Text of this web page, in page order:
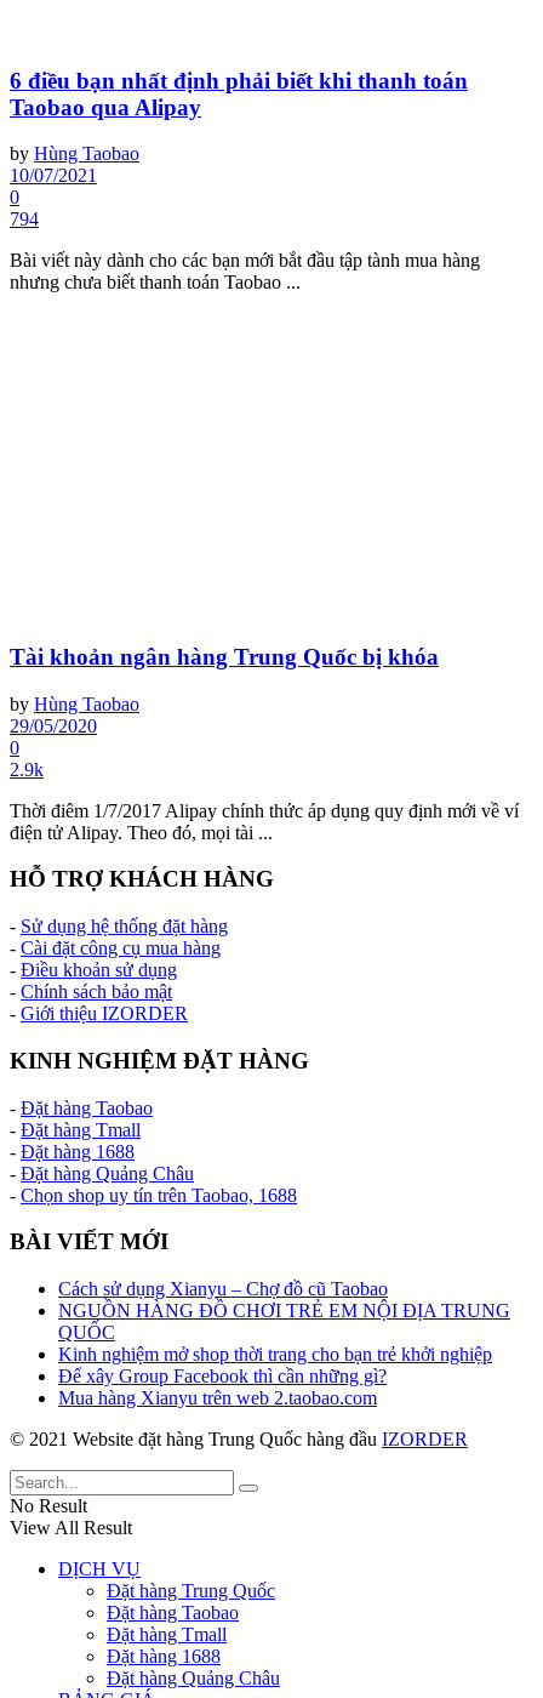
6 điều bạn nhất định phải biết khi thanh toán
Taobao qua Alipay
by Hùng Taobao
10/07/2021
0
794
Bài viết này dành cho các bạn mới bắt đầu tập tành mua hàng
nhưng chưa biết thanh toán Taobao ...
Tài khoản ngân hàng Trung Quốc bị khóa
by Hùng Taobao
29/05/2020
0
2.9k
Thời điêm 1/7/2017 Alipay chính thức áp dụng quy định mới về ví
điện tử Alipay. Theo đó, mọi tài ...
HỖ TRỢ KHÁCH HÀNG
- Sử dụng hệ thống đặt hàng
- Cài đặt công cụ mua hàng
- Điều khoản sử dụng
- Chính sách bảo mật
- Giới thiệu IZORDER
KINH NGHIỆM ĐẶT HÀNG
- Đặt hàng Taobao
- Đặt hàng Tmall
- Đặt hàng 1688
- Đặt hàng Quảng Châu
- Chọn shop uy tín trên Taobao, 1688
BÀI VIẾT MỚI
Cách sử dụng Xianyu – Chợ đồ cũ Taobao
NGUỒN HÀNG ĐỒ CHƠI TRẺ EM NỘI ĐỊA TRUNG
QUỐC
Kinh nghiệm mở shop thời trang cho bạn trẻ khởi nghiệp
Để xây Group Facebook thì cần những gì?
Mua hàng Xianyu trên web 2.taobao.com
© 2021 Website đặt hàng Trung Quốc hàng đầu IZORDER
No Result
View All Result
DỊCH VỤ
Đặt hàng Trung Quốc
Đặt hàng Taobao
Đặt hàng Tmall
Đặt hàng 1688
Đặt hàng Quảng Châu